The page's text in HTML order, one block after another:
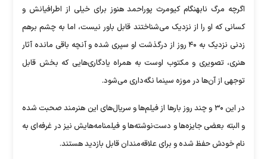
اگرچه مرگ نابهنگام کیومرث پوراحمد هنوز برای خیلی از اطرافیانش و
کسانی که او را از نزدیک می‌شناختند قابل باور نیست، اما به چشم برهم
زدنی نزدیک به ۴۰ روز از درگذشت او سپری شده و آنچه باقی مانده آثار
هنری، تصویری و مکتوب اوست به همراه یادگاری‌هایی که بخش قابل
توجهی از آن‌ها در موزه سینما نگه‌داری می‌شود.
در این ۳۰ و چند روز بار‌ها از فیلم‌ها و سریال‌های این هنرمند صحبت شده
و البته بعضی جایزه‌ها و دست‌نوشته‌ها و فیلمنامه‌هایش نیز در غرفه‌ای به
نام خودش حفظ شده و برای علاقه‌مندان قابل بازدید هستند.